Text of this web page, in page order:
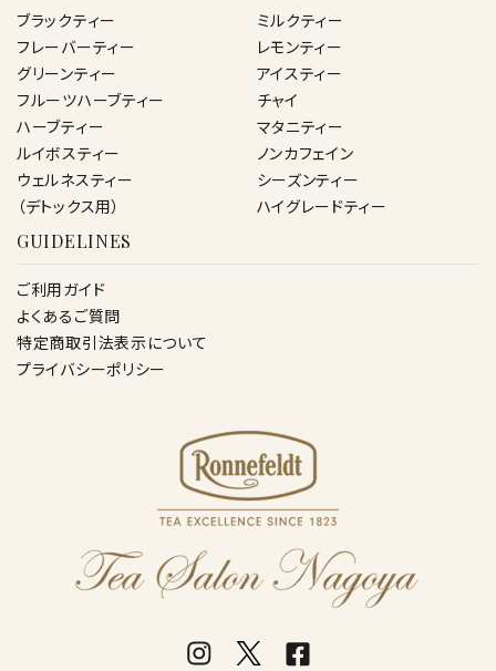
ブラックティー
フレーバーティー
グリーンティー
フルーツハーブティー
ハーブティー
ルイボスティー
ウェルネスティー
（デトックス用）
ミルクティー
レモンティー
アイスティー
チャイ
マタニティー
ノンカフェイン
シーズンティー
ハイグレードティー
GUIDELINES
ご利用ガイド
よくあるご質問
特定商取引法表示について
プライバシーポリシー